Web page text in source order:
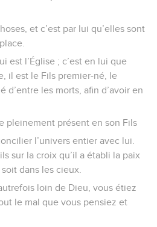
combien dure est la lutte
ceux de Laodicée et pour bien
pas personnellement.
rempli de courage, qu’ils
enrichis de toute la certitude que
Ils pourront connaître ainsi le
le Christ lui-même :
tous les trésors de la sagesse et
ne puisse vous tromper
corps, je suis à vos côtés en